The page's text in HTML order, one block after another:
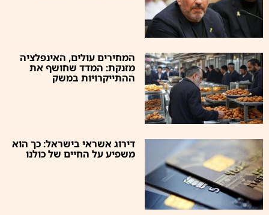
המחירים עולים, האינפלציה
מזנקת: המדד שחושף את
ההתייקרויות במשק
דירוג אשראי בישראל: כך הוא
משפיע על החיים של כולנו